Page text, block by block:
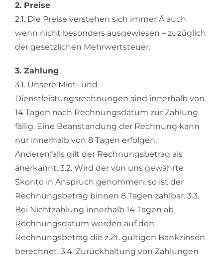
2. Preise
2.1. Die Preise verstehen sich immer Â­ auch
wenn nicht besonders ausgewiesen – zuzüglich
der gesetzlichen Mehrwertsteuer.
3. Zahlung
3.1. Unsere Miet- und
Dienstleistungsrechnungen sind innerhalb von
14 Tagen nach Rechnungsdatum zur Zahlung
fällig. Eine Beanstandung der Rechnung kann
nur innerhalb von 8 Tagen erfolgen.
Anderenfalls gilt der Rechnungsbetrag als
anerkannt. 3.2. Wird der von uns gewährte
Skonto in Anspruch genommen, so ist der
Rechnungsbetrag binnen 8 Tagen zahlbar. 3.3.
Bei Nichtzahlung innerhalb 14 Tagen ab
Rechnungsdatum werden auf den
Rechnungsbetrag die z.Zt. gültigen Bankzinsen
berechnet. 3.4. Zurückhaltung von Zahlungen